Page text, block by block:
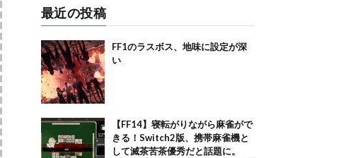
最近の投稿
FF1のラスボス、地味に設定が深
い
【FF14】寝転がりながら麻雀がで
きる！Switch2版、携帯麻雀機と
して滅茶苦茶優秀だと話題に。